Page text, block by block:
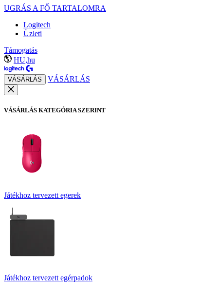
UGRÁS A FŐ TARTALOMRA
Logitech
Üzleti
Támogatás
HU,hu
VÁSÁRLÁS VÁSÁRLÁS
VÁSÁRLÁS KATEGÓRIA SZERINT
Játékhoz tervezett egerek
Játékhoz tervezett egérpadok